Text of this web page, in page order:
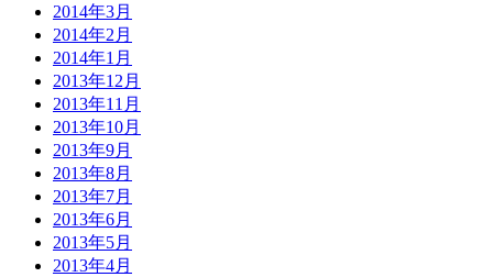
2014年3月
2014年2月
2014年1月
2013年12月
2013年11月
2013年10月
2013年9月
2013年8月
2013年7月
2013年6月
2013年5月
2013年4月